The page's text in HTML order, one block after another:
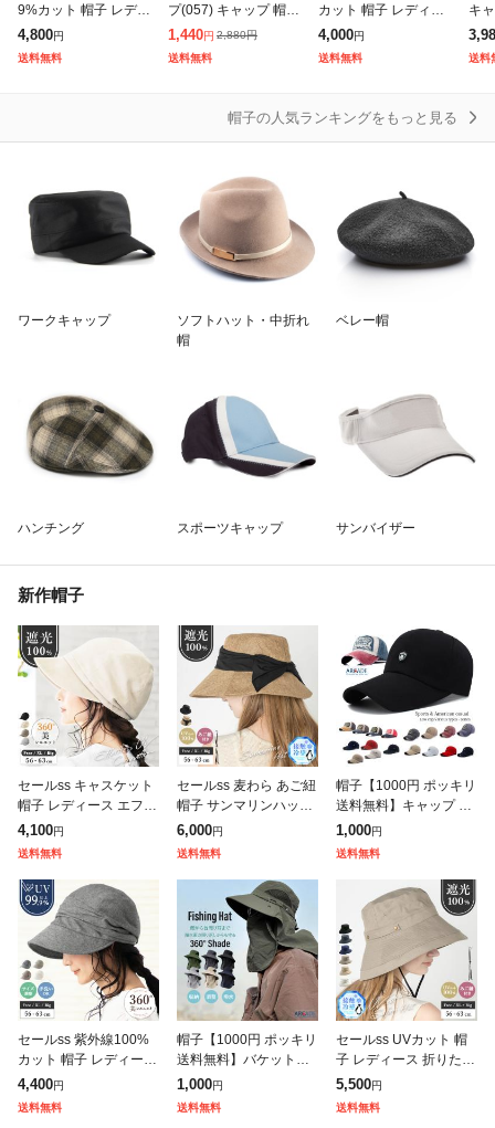
ベースボールキャップ
マリンキャップ
メッシュキャップ
ワークキャップ
9%カット 帽子 レディ
ース クールUVシェー
ドハット アゴ紐 つば
広 大きいサイズ 春 夏
4,800円
送料無料
プ(057) キャップ 帽子
レディース 大きいサ
イズ 完全遮光 UVカッ
ト つば広 自転車 日よ
1,440円 2,880円
送料無料
カット 帽子 レディー
ス 紐付き麻ポリブリ
ムハット UVカット ア
ゴ紐 つば広 大きいサ
4,000円
送料無料
キ
ャ
テ
野
送料
帽子の人気ランキングをもっと見る
ワークキャップ
ソフトハット・中折れ
帽
ベレー帽
ハンチング スポーツキャップ サンバイザー
新作帽子
セールss キャスケット
帽子 レディース エフォ
ートレスUVキャスケッ
ト 小顔効果 紫外線99.
9%カット UVカット 日
よけ
4,100円
送料無料
セールss 麦わら あご紐
帽子 サンマリンハット
レディース 大きいサイ
ズ つば広 ハット スト
ローハット 新作 春 夏
春夏
6,000円
送料無料
帽子【1000円 ポッキリ
送料無料】キャップ メ
ンズ 男女兼用 スポーツ
夏新作 アウトドア ワー
クキャップ ぼうし キャ
1,000円
送料無料
セールss 紫外線100%
カット 帽子 レディース
折りたたみ SSシャイニ
ングキャスケット 56-6
3cm UV 大きいサイズ
4,400円
送料無料
帽子【1000円 ポッキリ
送料無料】バケットハ
ット メンズ レディース
日焼け防止 夏新作 フェ
イスガード付きUV 紫外
1,000円
送料無料
セールss UVカット 帽
子 レディース 折りたた
み ブリーズフレンチハ
ット アゴ紐 日よけ つ
ば広 飛ばない 大きいサ
5,500円
送料無料